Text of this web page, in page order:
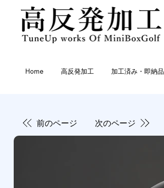
Home 高反発加工 加工済み・即納品
前のページ 次のページ